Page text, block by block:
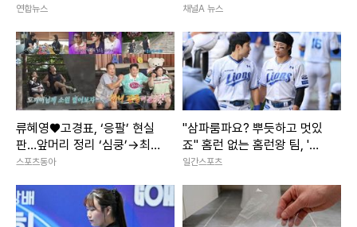
연합뉴스 채널A 뉴스
류혜영♥고경표, ‘응팔’ 현실
판…앞머리 정리 ‘심쿵’→최고
7.8% (나혼산)
스포츠동아
"삼파룸파요? 뿌듯하고 멋있
죠" 홈런 없는 홈런왕 팀, '최
단신 듀오' 김지찬-김성윤 덕
일간스포츠